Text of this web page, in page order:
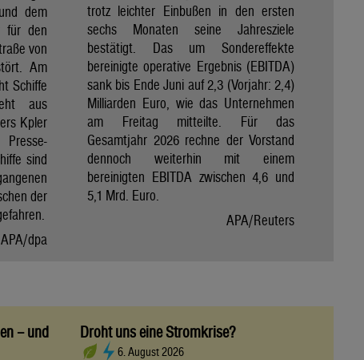
dem
für den
von
Am
Schiffe
aus
Kpler
sind
der
APA/dpa
trotz leichter Einbußen in den ersten
sechs Monaten seine Jahresziele
bestätigt. Das um Sondereffekte
bereinigte operative Ergebnis (EBITDA)
sank bis Ende Juni auf 2,3 (Vorjahr: 2,4)
Milliarden Euro, wie das Unternehmen
am Freitag mitteilte. Für das
Gesamtjahr 2026 rechne der Vorstand
dennoch weiterhin mit einem
bereinigten EBITDA zwischen 4,6 und
5,1 Mrd. Euro.
APA/Reuters
– und
Droht uns eine Stromkrise?
6. August 2026